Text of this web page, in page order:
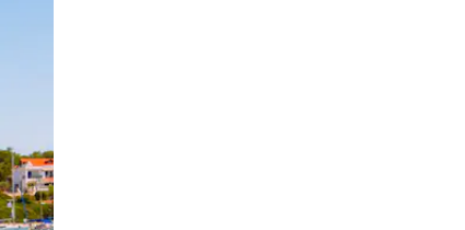
gestów dotykowych lub przesuwania.